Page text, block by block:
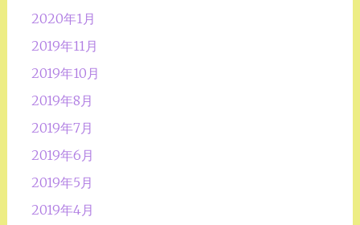
2020年1月
2019年11月
2019年10月
2019年8月
2019年7月
2019年6月
2019年5月
2019年4月